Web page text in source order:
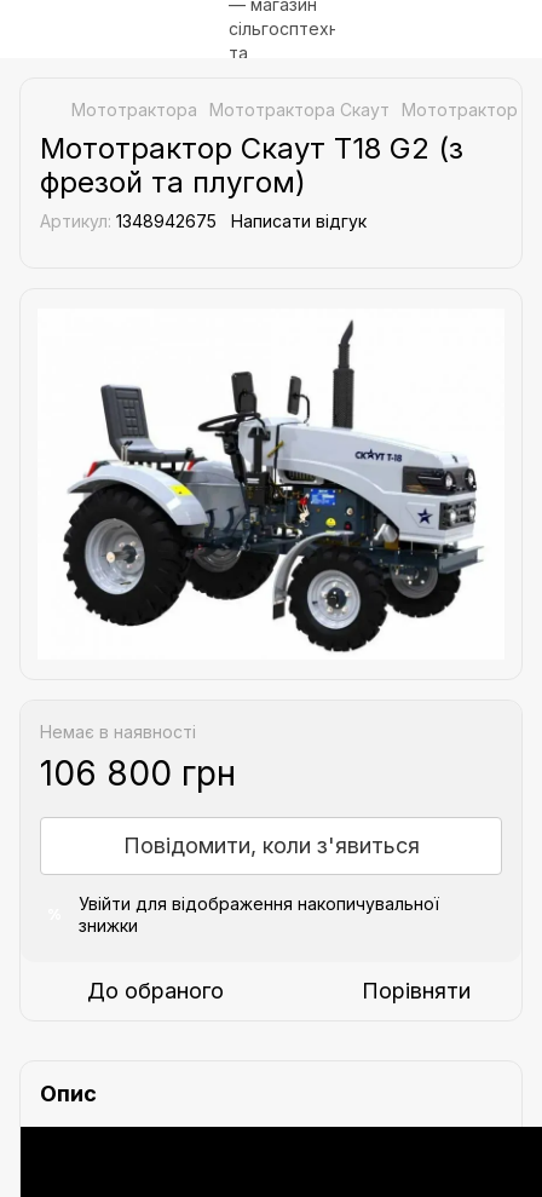
Мототрактора Мототрактора Скаут Мототрактор
Мототрактор Скаут Т18 G2 (з
фрезой та плугом)
Артикул: 1348942675 Написати відгук
Немає в наявності
106 800 грн
Повідомити, коли з'явиться
Увійти для відображення накопичувальної
знижки
До обраного Порівняти
Опис